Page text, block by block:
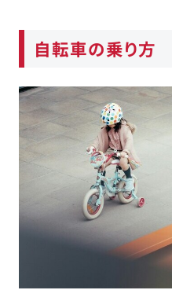
自転車の乗り方